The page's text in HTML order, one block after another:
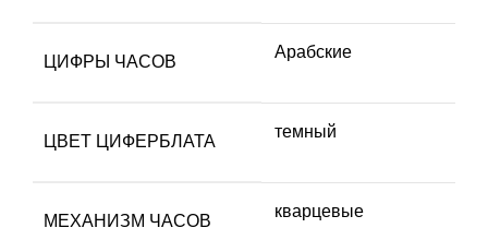
ЦИФРЫ ЧАСОВ
Арабские
ЦВЕТ ЦИФЕРБЛАТА
темный
МЕХАНИЗМ ЧАСОВ
кварцевые